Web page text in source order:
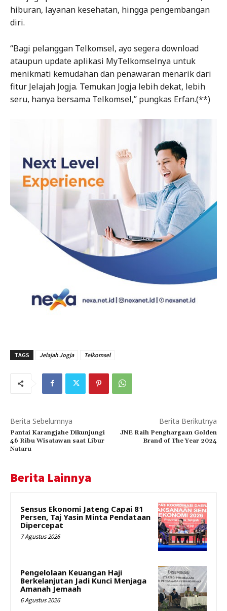
hiburan, layanan kesehatan, hingga pengembangan
diri.
“Bagi pelanggan Telkomsel, ayo segera download
ataupun update aplikasi MyTelkomselnya untuk
menikmati kemudahan dan penawaran menarik dari
fitur Jelajah Jogja. Temukan Jogja lebih dekat, lebih
seru, hanya bersama Telkomsel,” pungkas Erfan.(**)
TAGS Jelajah Jogja Telkomsel
Berita Sebelumnya
Pantai Karangjahe Dikunjungi
46 Ribu Wisatawan saat Libur
Nataru
Berita Berikutnya
JNE Raih Penghargaan Golden
Brand of The Year 2024
Berita Lainnya
Sensus Ekonomi Jateng Capai 81
Persen, Taj Yasin Minta Pendataan
Dipercepat
7 Agustus 2026
Pengelolaan Keuangan Haji
Berkelanjutan Jadi Kunci Menjaga
Amanah Jemaah
6 Agustus 2026